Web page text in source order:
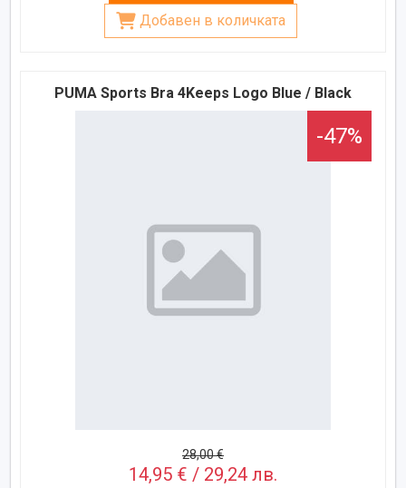
Добавен в количката
PUMA Sports Bra 4Keeps Logo Blue / Black
-47%
28,00 €
14,95 € / 29,24 лв.